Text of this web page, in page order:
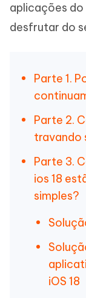
aplicações do
desfrutar do
Parte 1.
Parte 2.
travando
Parte 3.
ios 18
simples?
iOS 18